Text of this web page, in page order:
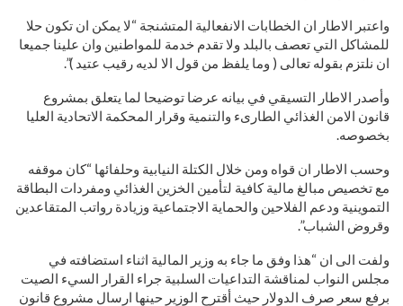
واعتبر الاطار ان الخطابات الانفعالية المتشنجة “لا يمكن ان تكون حلا
للمشاكل التي تعصف بالبلد ولا تقدم خدمة للمواطنين وان علينا جميعا
ان نلتزم بقوله تعالى ( وما يلفظ من قول الا لديه رقيب عتيد )”.
وأصدر الاطار التسيقي في بيانه عرضا توضيحا لما يتعلق بمشروع
قانون الامن الغذائي الطارىء والتنمية وقرار المحكمة الاتحادية العليا
بخصوصه.
وحسب الاطار ان قواه ومن خلال الكتلة النيابية وحلفائها “كان موقفه
مع تخصيص مبالغ مالية كافية لتأمين الخزين الغذائي ومفردات البطاقة
التموينية ودعم الفلاحين والحماية الاجتماعية وزيادة رواتب المتقاعدين
وقروض الشباب”.
ولفت الى ان “هذا وفق ما جاء به وزير المالية اثناء استضافته في
مجلس النواب لمناقشة التداعيات السلبية جراء القرار السيء الصيت
برفع سعر صرف الدولار حيث أقترح الوزير حينها ارسال مشروع قانون